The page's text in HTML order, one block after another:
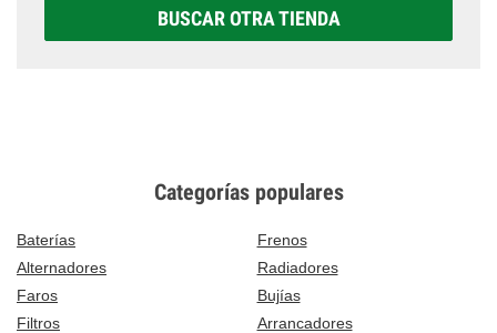
BUSCAR OTRA TIENDA
Categorías populares
Baterías
Frenos
Alternadores
Radiadores
Faros
Bujías
Filtros
Arrancadores